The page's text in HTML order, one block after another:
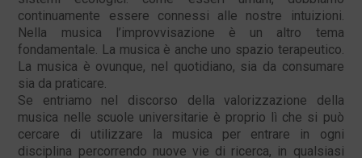
continuamente essere connessi alle nostre intuizioni.
Nella musica l’improvvisazione è un altro tema
fondamentale. La musica è anche uno spazio terapeutico.
La musica è ovunque, nel quotidiano, sia da consumare
sia da praticare.
Se entriamo nel discorso della valorizzazione della
musica nelle scuole universitarie è proprio lì che si può
cercare di utilizzare la musica per entrare in ogni
disciplina percorrendo nuove vie di ricerca, in qualsiasi